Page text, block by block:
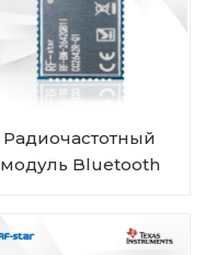
Радиочастотный
модуль Bluetooth
класса для